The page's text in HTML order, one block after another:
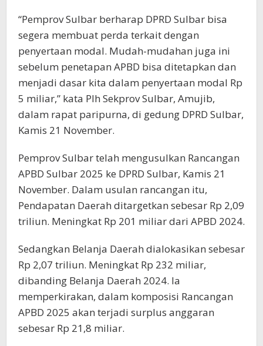
“Pemprov Sulbar berharap DPRD Sulbar bisa
segera membuat perda terkait dengan
penyertaan modal. Mudah-mudahan juga ini
sebelum penetapan APBD bisa ditetapkan dan
menjadi dasar kita dalam penyertaan modal Rp
5 miliar,” kata Plh Sekprov Sulbar, Amujib,
dalam rapat paripurna, di gedung DPRD Sulbar,
Kamis 21 November.
Pemprov Sulbar telah mengusulkan Rancangan
APBD Sulbar 2025 ke DPRD Sulbar, Kamis 21
November. Dalam usulan rancangan itu,
Pendapatan Daerah ditargetkan sebesar Rp 2,09
triliun. Meningkat Rp 201 miliar dari APBD 2024.
Sedangkan Belanja Daerah dialokasikan sebesar
Rp 2,07 triliun. Meningkat Rp 232 miliar,
dibanding Belanja Daerah 2024. Ia
memperkirakan, dalam komposisi Rancangan
APBD 2025 akan terjadi surplus anggaran
sebesar Rp 21,8 miliar.